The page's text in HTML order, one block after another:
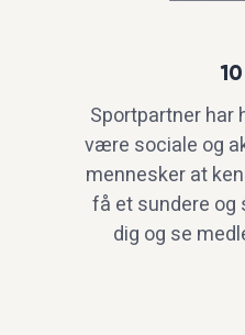
Sportpartner har
være sociale og
mennesker at
få et sundere og
dig og se